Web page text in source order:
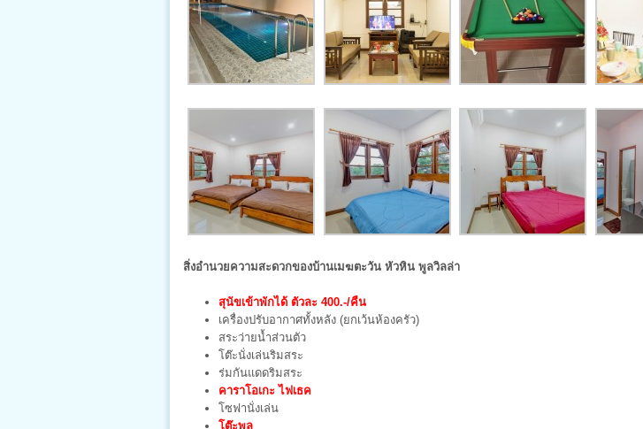
สิ่งอำนวยความสะดวกของบ้านเมฆตะวัน หัวหิน พูลวิลล่า
สุนัขเข้าพักได้ ตัวละ 400.-/คืน
เครื่องปรับอากาศทั้งหลัง (ยกเว้นห้องครัว)
สระว่ายน้ำส่วนตัว
โต๊ะนั่งเล่นริมสระ
ร่มกันแดดริมสระ
คาราโอเกะไฟเธค
โซฟานั่งเล่น
โต๊ะพูล